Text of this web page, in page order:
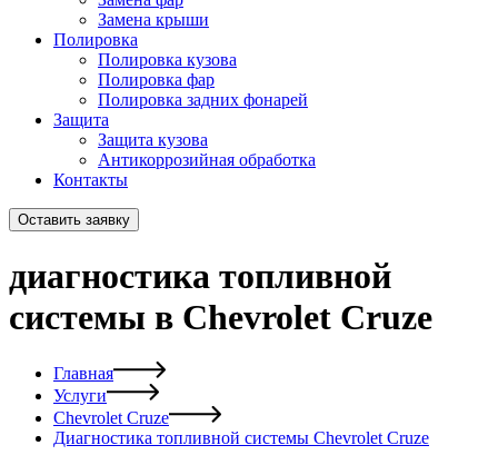
Замена крыши
Полировка
Полировка кузова
Полировка фар
Полировка задних фонарей
Защита
Защита кузова
Антикоррозийная обработка
Контакты
Оставить заявку
диагностика топливной
системы в Chevrolet Cruze
Главная
Услуги
Chevrolet Cruze
Диагностика топливной системы Chevrolet Cruze